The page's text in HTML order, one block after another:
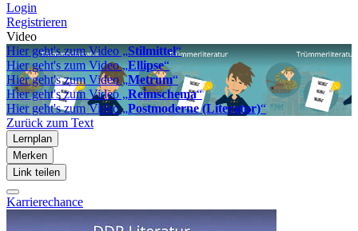
Login
Registrieren
Video
Hier geht's zum Video „Stilmittel“
Hier geht's zum Video „Ellipse“
Hier geht's zum Video „Metrum“
Hier geht's zum Video „Reimschema“
Hier geht's zum Video „Postmoderne (Literatur)“
Zurück zum Text
Lernplan
Merken
Link teilen
Karrierechance